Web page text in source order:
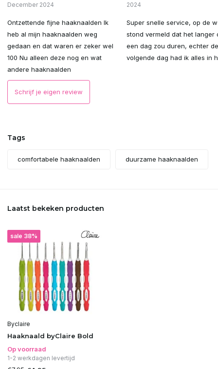
December 2024
Ontzettende fijne haaknaalden Ik
heb al mijn haaknaalden weg
gedaan en dat waren er zeker wel
100 Nu alleen deze nog en wat
andere haaknaalden
2024
Super snelle service, op de
stond vermeld dat het langer
een dag zou duren, echter de
volgende dag had ik alles in
Schrijf je eigen review
Tags
comfortabele haaknaalden duurzame haaknaalden
Laatst bekeken producten
sale 38%
Byclaire
Haaknaald byClaire Bold
Op voorraad
1-2 werkdagen levertijd